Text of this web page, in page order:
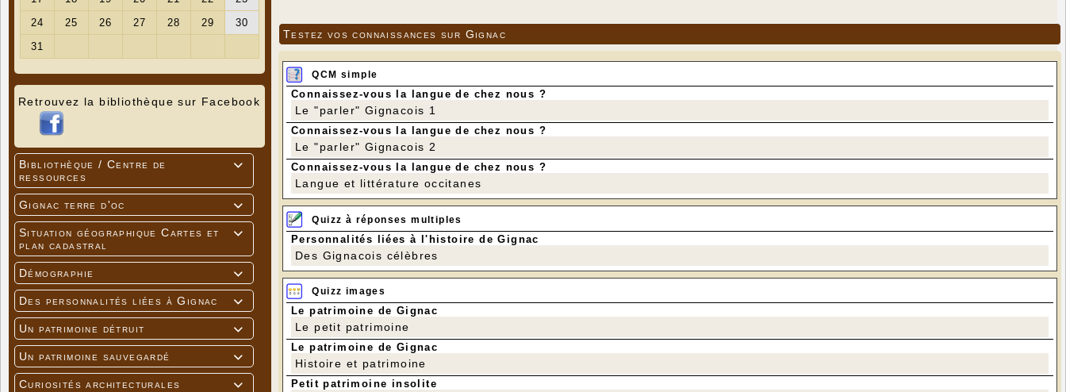
Retrouvez la bibliothèque sur Facebook

Bibliothèque / Centre de
ressources

Gignac terre d'oc

Situation géographique Cartes et
plan cadastral

Démographie

Des personnalités liées à Gignac

Un patrimoine détruit

Un patrimoine sauvegardé

Curiosités architecturales
Testez vos connaissances sur Gignac
QCM simple
Connaissez-vous la langue de chez nous ?
Le "parler" Gignacois 1
Connaissez-vous la langue de chez nous ?
Le "parler" Gignacois 2
Connaissez-vous la langue de chez nous ?
Langue et littérature occitanes
Quizz à réponses multiples
Personnalités liées à l'histoire de Gignac
Des Gignacois célèbres
Quizz images
Le patrimoine de Gignac
Le petit patrimoine
Le patrimoine de Gignac
Histoire et patrimoine
Petit patrimoine insolite